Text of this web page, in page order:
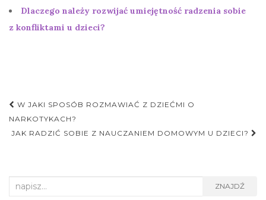
Dlaczego należy rozwijać umiejętność radzenia sobie
z konfliktami u dzieci?
Nawigacja
postu
W JAKI SPOSÓB ROZMAWIAĆ Z DZIEĆMI O
NARKOTYKACH?
JAK RADZIĆ SOBIE Z NAUCZANIEM DOMOWYM U DZIECI?
Search
ZNAJDŹ